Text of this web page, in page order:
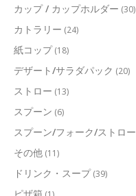
カップ / カップホルダー (30)
カトラリー (24)
紙コップ (18)
デザート/サラダパック (20)
ストロー (13)
スプーン (6)
スプーン/フォーク/ストロー
その他 (11)
ドリンク・スープ (39)